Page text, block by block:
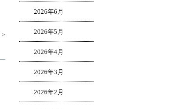
>
2026年6月
2026年5月
2026年4月
2026年3月
2026年2月